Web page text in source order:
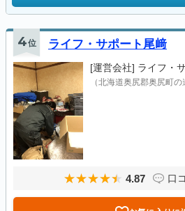
4位 ライフ・サポート尾﨑
[運営会社] ライフ・
（北海道奥尻郡奥尻町の
4.87 口